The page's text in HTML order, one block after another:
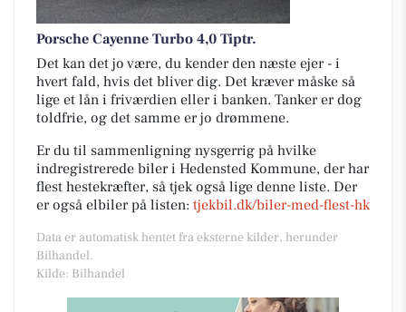
Porsche Cayenne Turbo 4,0 Tiptr.
Det kan det jo være, du kender den næste ejer - i
hvert fald, hvis det bliver dig. Det kræver måske så
lige et lån i friværdien eller i banken. Tanker er dog
toldfrie, og det samme er jo drømmene.
Er du til sammenligning nysgerrig på hvilke
indregistrerede biler i Hedensted Kommune, der har
flest hestekræfter, så tjek også lige denne liste. Der
er også elbiler på listen: tjekbil.dk/biler-med-flest-hk
Data er automatisk hentet fra eksterne kilder, herunder
Bilhandel.
Kilde: Bilhandel